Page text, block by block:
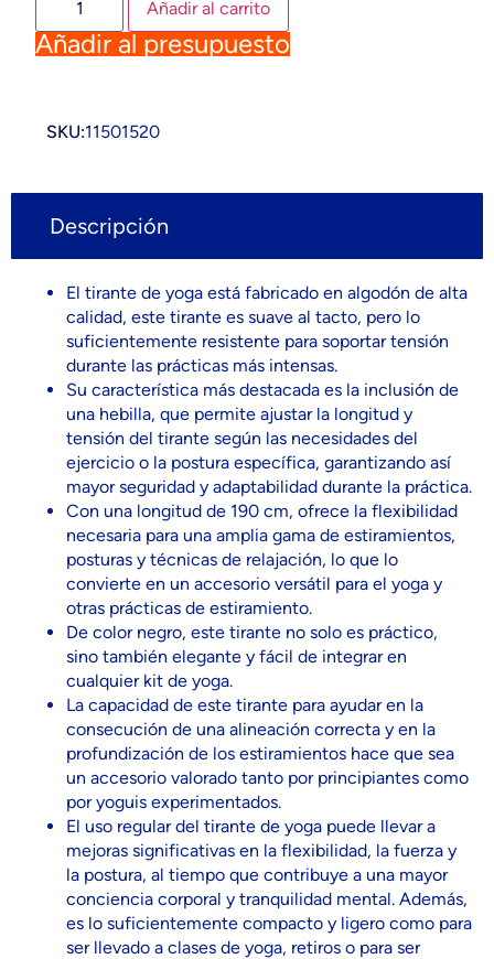
Añadir al carrito
Añadir al presupuesto
SKU:11501520
Descripción
El tirante de yoga está fabricado en algodón de alta
calidad, este tirante es suave al tacto, pero lo
suficientemente resistente para soportar tensión
durante las prácticas más intensas.
Su característica más destacada es la inclusión de
una hebilla, que permite ajustar la longitud y
tensión del tirante según las necesidades del
ejercicio o la postura específica, garantizando así
mayor seguridad y adaptabilidad durante la práctica.
Con una longitud de 190 cm, ofrece la flexibilidad
necesaria para una amplia gama de estiramientos,
posturas y técnicas de relajación, lo que lo
convierte en un accesorio versátil para el yoga y
otras prácticas de estiramiento.
De color negro, este tirante no solo es práctico,
sino también elegante y fácil de integrar en
cualquier kit de yoga.
La capacidad de este tirante para ayudar en la
consecución de una alineación correcta y en la
profundización de los estiramientos hace que sea
un accesorio valorado tanto por principiantes como
por yoguis experimentados.
El uso regular del tirante de yoga puede llevar a
mejoras significativas en la flexibilidad, la fuerza y
la postura, al tiempo que contribuye a una mayor
conciencia corporal y tranquilidad mental. Además,
es lo suficientemente compacto y ligero como para
ser llevado a clases de yoga, retiros o para ser